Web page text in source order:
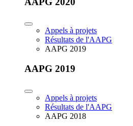
Appels à projets
Résultats de l'AAPG
AAPG 2019
AAPG 2019
Appels à projets
Résultats de l'AAPG
AAPG 2018